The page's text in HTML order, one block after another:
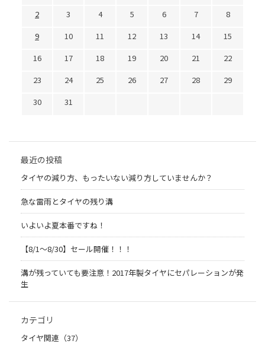
2
3 4 5 6 7
8
9
10 11 12 13 14
15
16
17 18 19 20 21
22
23
24 25 26 27 28
29
30
31
最近の投稿
タイヤの減り方、もったいない減り方していませんか？
急な雷雨とタイヤの残り溝
いよいよ夏本番ですね！
【8/1～8/30】セール開催！！！
溝が残っていても要注意！2017年製タイヤにセパレーションが発
生
カテゴリ
タイヤ関連（37）